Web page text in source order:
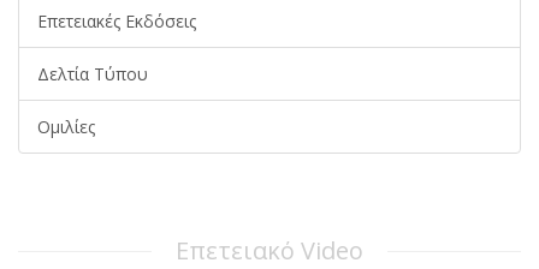
Επετειακές Εκδόσεις
Δελτία Τύπου
Ομιλίες
Επετειακό Video